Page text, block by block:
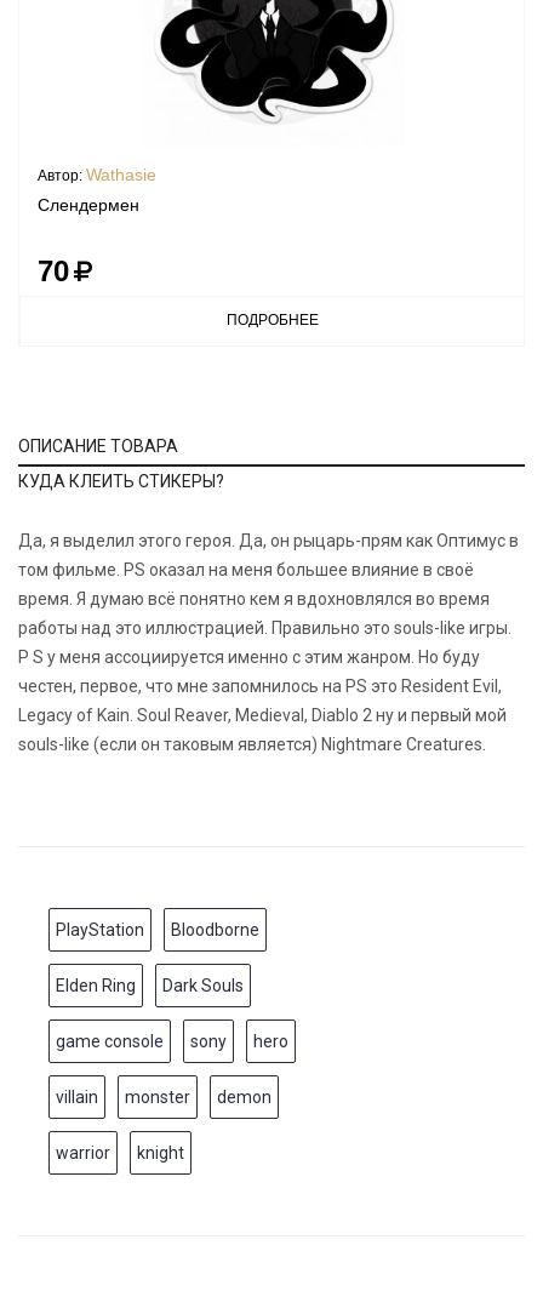
Автор: Wathasie
Слендермен
70
ПОДРОБНЕЕ
ОПИСАНИЕ ТОВАРА
КУДА КЛЕИТЬ СТИКЕРЫ?
Да, я выделил этого героя. Да, он рыцарь-прям как Оптимус в
том фильме. PS оказал на меня большее влияние в своё
время. Я думаю всё понятно кем я вдохновлялся во время
работы над это иллюстрацией. Правильно это souls-like игры.
P S у меня ассоциируется именно с этим жанром. Но буду
честен, первое, что мне запомнилось на PS это Resident Evil,
Legacy of Kain. Soul Reaver, Medieval, Diablo 2 ну и первый мой
souls-like (если он таковым является) Nightmare Creatures.
PlayStation Bloodborne
Elden Ring Dark Souls
game console sony hero
villain monster demon
warrior knight